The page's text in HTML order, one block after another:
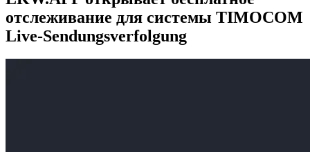
отслеживание для системы TIMOCOM
Live-Sendungsverfolgung